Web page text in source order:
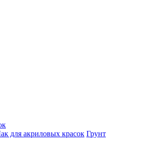
для акриловых красок Грунт